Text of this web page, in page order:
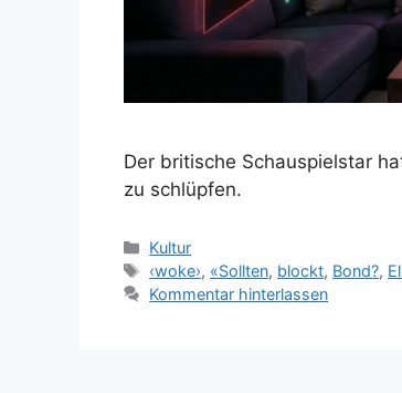
Der britische Schauspielstar
zu schlüpfen.
Kategorien
Kultur
Schlagwörter
‹woke›, «Sollten, blockt, Bond?,
Kommentar hinterlassen